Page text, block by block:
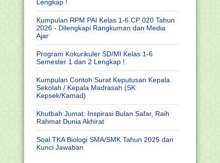
Lengkap !
Kumpulan RPM PAI Kelas 1-6 CP 020 Tahun
2026 - Dilengkapi Rangkuman dan Media
Ajar
Program Kokurikuler SD/MI Kelas 1-6
Semester 1 dan 2 Lengkap !
Kumpulan Contoh Surat Keputusan Kepala
Sekolah / Kepala Madrasah (SK
Kepsek/Kamad)
Khutbah Jumat: Inspirasi Bulan Safar, Raih
Rahmat Dunia Akhirat
Soal TKA Biologi SMA/SMK Tahun 2025 dan
Kunci Jawaban